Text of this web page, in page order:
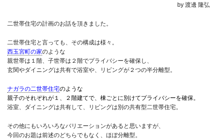
by 渡邊 隆弘
二世帯住宅の計画のお話を頂きました。
二世帯住宅と言っても、その構成は様々。
西玉宮町の家のような
親世帯は１階、子世帯は２階でプライバシーを確保し、
玄関やダイニングは共有で浴室や、リビングが２つの半分離型。
ナガラの二世帯住宅のような
親子のそれぞれが１、２階建てで、棟ごとに別けてプライバシーを確保。
浴室、ダイニングは共有して、リビングは別の共有型二世帯住宅。
その他にもいろいろなバリエーションがあると思いますが、
今回のお題は前述のどちらでもなく、ほぼ分離型。